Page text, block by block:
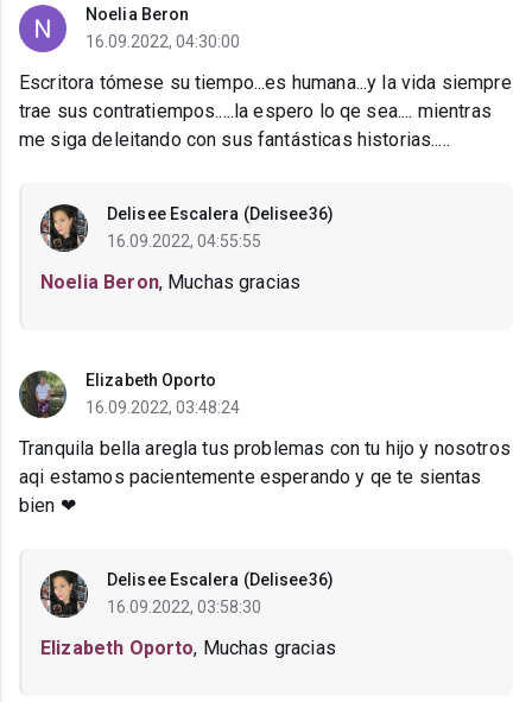
Noelia Beron
16.09.2022, 04:30:00
Escritora tómese su tiempo...es humana...y la vida siempre
trae sus contratiempos.....la espero lo qe sea.... mientras
me siga deleitando con sus fantásticas historias.....
Delisee Escalera (Delisee36)
16.09.2022, 04:55:55
Noelia Beron, Muchas gracias
Elizabeth Oporto
16.09.2022, 03:48:24
Tranquila bella aregla tus problemas con tu hijo y nosotros
aqi estamos pacientemente esperando y qe te sientas
bien ❤
Delisee Escalera (Delisee36)
16.09.2022, 03:58:30
Elizabeth Oporto, Muchas gracias